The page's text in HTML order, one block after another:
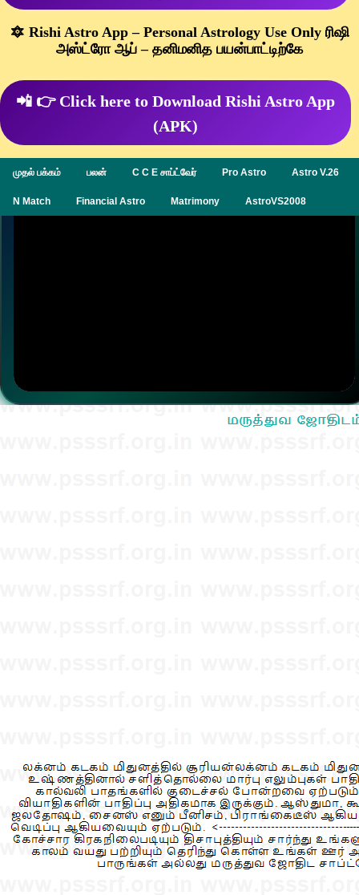
🔯 Rishi Astro App – Personal Astrology Use Only ரிஷி
அஸ்ட்ரோ ஆப் – தனிமனித பயன்பாட்டிற்கே
📲 👉 Click here to Download Rishi Astro App
(APK)
முதல் பக்கம் பலன் C C E சாப்ட்வேர் Pro Astro Astro V.26
N Match Financial Astro Matrimony AstroVS2008